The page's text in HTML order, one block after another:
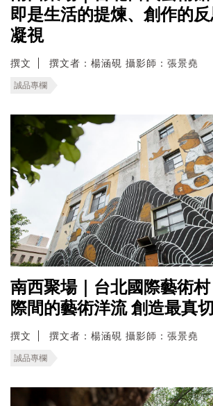
即是生活的提煉、創作的
凝視
撰文 撰文者：楊涵硯 攝影師：張景堯
誠品專欄
南西聚場｜台北國際藝術
際間的藝術洋流 創造最真
撰文 撰文者：楊涵硯 攝影師：張景堯
誠品專欄